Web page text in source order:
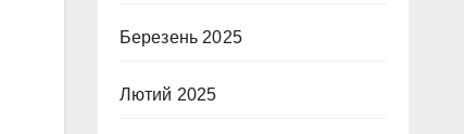
Березень 2025
Лютий 2025